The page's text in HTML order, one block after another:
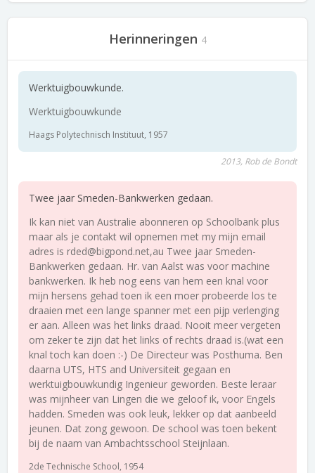
Herinneringen 4
Werktuigbouwkunde.
Werktuigbouwkunde
Haags Polytechnisch Instituut, 1957
2013, Rob de Bondt
Twee jaar Smeden-Bankwerken gedaan.
Ik kan niet van Australie abonneren op Schoolbank plus
maar als je contakt wil opnemen met my mijn email
adres is rded@bigpond.net,au Twee jaar Smeden-
Bankwerken gedaan. Hr. van Aalst was voor machine
bankwerken. Ik heb nog eens van hem een knal voor
mijn hersens gehad toen ik een moer probeerde los te
draaien met een lange spanner met een pijp verlenging
er aan. Alleen was het links draad. Nooit meer vergeten
om zeker te zijn dat het links of rechts draad is.(wat een
knal toch kan doen :-) De Directeur was Posthuma. Ben
daarna UTS, HTS and Universiteit gegaan en
werktuigbouwkundig Ingenieur geworden. Beste leraar
was mijnheer van Lingen die we geloof ik, voor Engels
hadden. Smeden was ook leuk, lekker op dat aanbeeld
jeunen. Dat zong gewoon. De school was toen bekent
bij de naam van Ambachtsschool Steijnlaan.
2de Technische School, 1954